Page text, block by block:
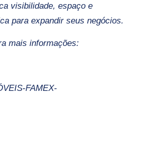
visibilidade, espaço e
para expandir seus negócios.
mais informações:
FAMEX-